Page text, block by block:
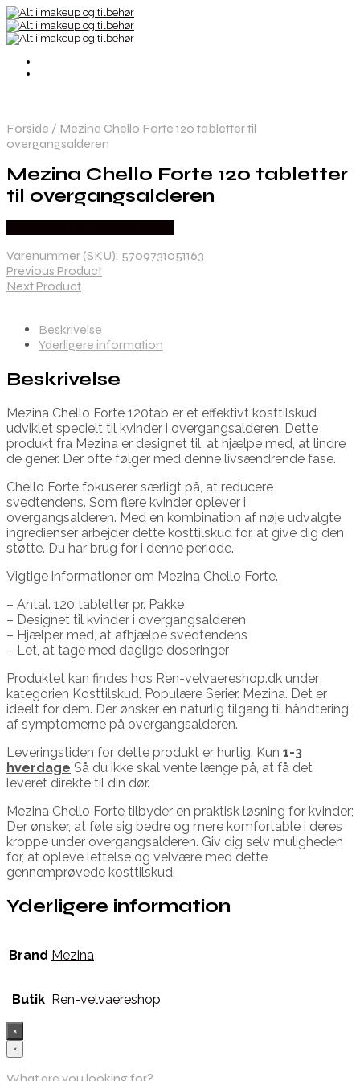
Forside / Mezina Chello Forte 120 tabletter til
overgangsalderen
Mezina Chello Forte 120 tabletter
til overgangsalderen
Varenummer (SKU): 5709731051163
Previous Product
Next Product
Beskrivelse
Yderligere information
Beskrivelse
Mezina Chello Forte 120tab er et effektivt kosttilskud
udviklet specielt til kvinder i overgangsalderen. Dette
produkt fra Mezina er designet til, at hjælpe med, at lindre
de gener. Der ofte følger med denne livsændrende fase.
Chello Forte fokuserer særligt på, at reducere
svedtendens. Som flere kvinder oplever i
overgangsalderen. Med en kombination af nøje udvalgte
ingredienser arbejder dette kosttilskud for, at give dig den
støtte. Du har brug for i denne periode.
Vigtige informationer om Mezina Chello Forte.
– Antal. 120 tabletter pr. Pakke
– Designet til kvinder i overgangsalderen
– Hjælper med, at afhjælpe svedtendens
– Let, at tage med daglige doseringer
Produktet kan findes hos Ren-velvaereshop.dk under
kategorien Kosttilskud. Populære Serier. Mezina. Det er
ideelt for dem. Der ønsker en naturlig tilgang til håndtering
af symptomerne på overgangsalderen.
Leveringstiden for dette produkt er hurtig. Kun 1-3
hverdage Så du ikke skal vente længe på, at få det
leveret direkte til din dør.
Mezina Chello Forte tilbyder en praktisk løsning for kvinder;
Der ønsker, at føle sig bedre og mere komfortable i deres
kroppe under overgangsalderen. Giv dig selv muligheden
for, at opleve lettelse og velvære med dette
gennemprøvede kosttilskud.
Yderligere information
Brand Mezina
Butik Ren-velvaereshop
×
×